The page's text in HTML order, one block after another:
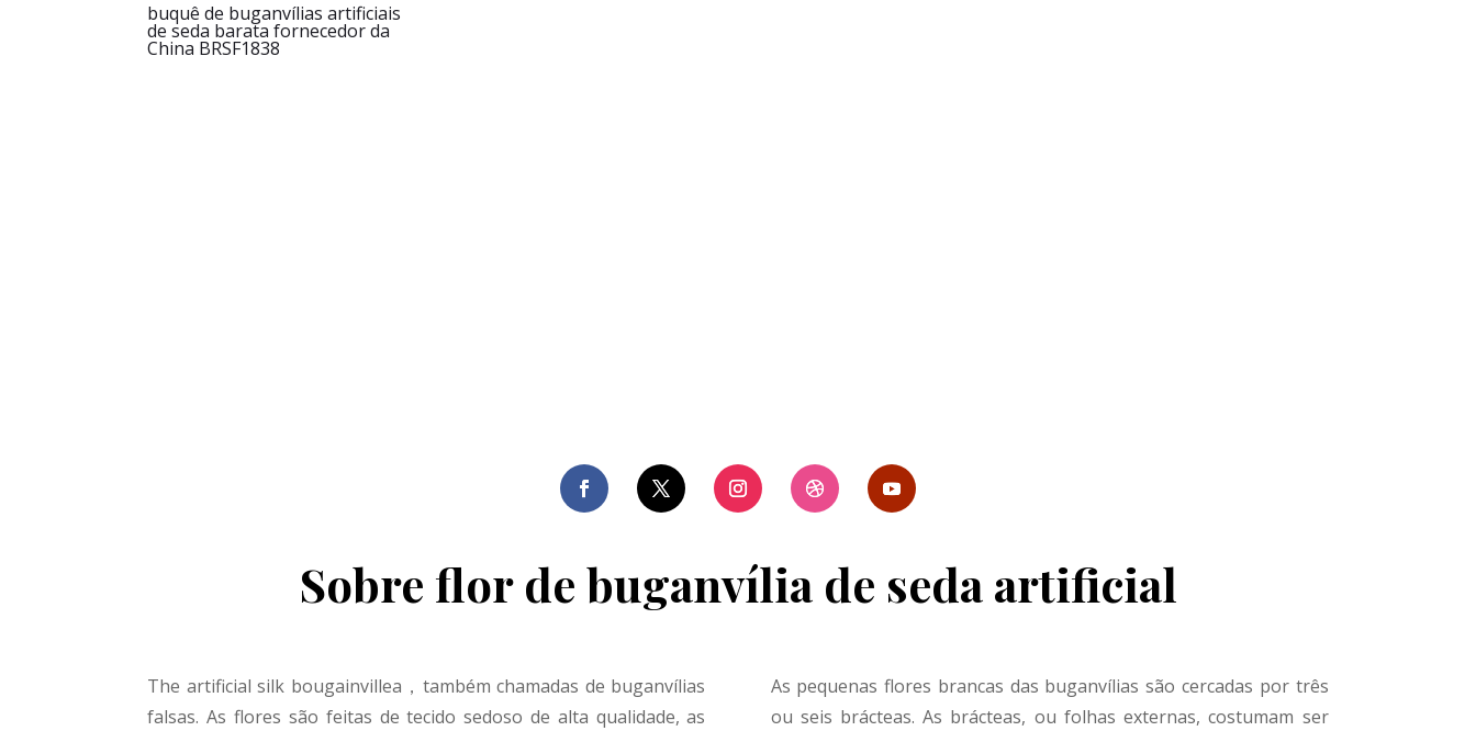
buquê de buganvílias artificiais
de seda barata fornecedor da
China BRSF1838
Sobre flor de buganvília de seda artificial
The artificial silk bougainvillea ， também chamadas de buganvílias
falsas. As flores são feitas de tecido sedoso de alta qualidade, as
As pequenas flores brancas das buganvílias são cercadas por três
ou seis brácteas. As brácteas, ou folhas externas, costumam ser